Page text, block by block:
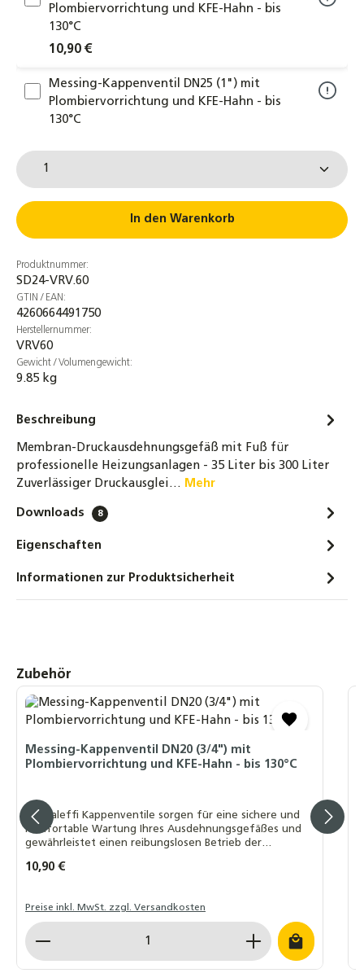
Plombiervorrichtung und KFE-Hahn - bis
130°C
10,90 €
Messing-Kappenventil DN25 (1") mit
Plombiervorrichtung und KFE-Hahn - bis
130°C
bar für Ausdehnungsgefäße / Gefäßfüller
47,90 €
Ersatzmembran für Heizungs-
Ausdehnungsgefäß 12 - 50 Liter von
AquaSystem
10,90 €
Ersatzmembran für Heizungs-
AquaSystem
23,90 €
MAG Gefäßfüller 400 ml mit
Adapter 6 bar für Ausdehnungsgefäße
58,50 €
Produkt Anzahl: Gib den gewünschten Wert ein
In den Warenkorb
Produktnummer:
SD24-VRV.60
GTIN / EAN:
4260664491750
Herstellernummer:
VRV60
Gewicht / Volumengewicht:
9.85 kg
Beschreibung
Membran-Druckausdehnungsgefäß mit Fuß für
professionelle Heizungsanlagen - 35 Liter bis 300 Liter
Zuverlässiger Druckausglei… Mehr
Downloads 8
Eigenschaften
Informationen zur Produktsicherheit
Produktgalerie überspringen
Zubehör
Messing-Kappenventil DN20 (3/4") mit
Plombiervorrichtung und KFE-Hahn - bis 130°C
Die Caleffi Kappenventile sorgen für eine sichere und
komfortable Wartung Ihres Ausdehnungsgefäßes und
gewährleistet einen reibungslosen Betrieb der
Regulärer Preis:
10,90 €
Preise inkl. MwSt. zzgl. Versandkosten
Produkt Anzahl: Gib den gewünschten Wert